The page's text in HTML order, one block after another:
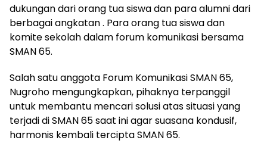
dukungan dari orang tua siswa dan para alumni dari
berbagai angkatan . Para orang tua siswa dan
komite sekolah dalam forum komunikasi bersama
SMAN 65.
Salah satu anggota Forum Komunikasi SMAN 65,
Nugroho mengungkapkan, pihaknya terpanggil
untuk membantu mencari solusi atas situasi yang
terjadi di SMAN 65 saat ini agar suasana kondusif,
harmonis kembali tercipta SMAN 65.